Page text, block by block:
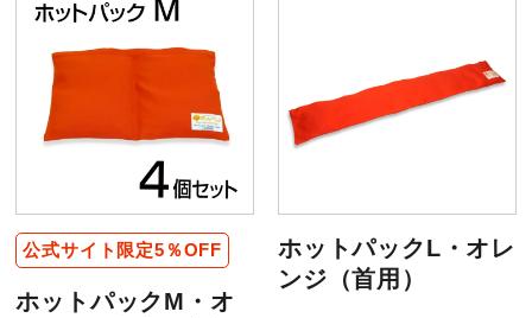
公式サイト限定5％OFF
ホットパックM・オ
ホットパックL・オレ
ンジ（首用）